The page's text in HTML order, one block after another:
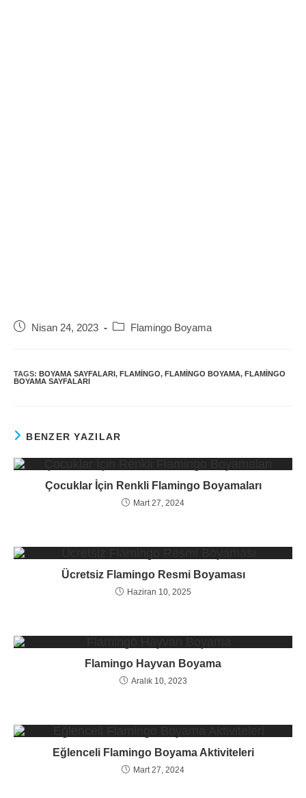
Post Nisan 24, 2023
Post Flamingo Boyama
TAGS: BOYAMA SAYFALARI , FLAMINGO, FLAMINGO BOYAMA, FLAMINGO
BOYAMA SAYFALARI
BENZER YAZILAR
Çocuklar İçin Renkli Flamingo Boyamaları
Mart 27, 2024
Ücretsiz Flamingo Resmi Boyaması
Haziran 10, 2025
Flamingo Hayvan Boyama
Aralık 10, 2023
Eğlenceli Flamingo Boyama Aktiviteleri
Mart 27, 2024